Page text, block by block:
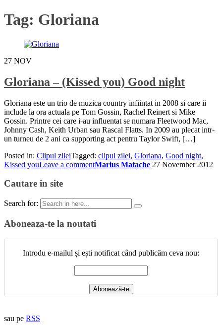
Tag: Gloriana
27 NOV
Gloriana – (Kissed you) Good night
Gloriana este un trio de muzica country infiintat in 2008 si care ii
include la ora actuala pe Tom Gossin, Rachel Reinert si Mike
Gossin. Printre cei care i-au influentat se numara Fleetwood Mac,
Johnny Cash, Keith Urban sau Rascal Flatts. In 2009 au plecat intr-
un turneu de 2 ani ca supporting act pentru Taylor Swift, […]
Posted in: Clipul zileiTagged: clipul zilei, Gloriana, Good night,
Kissed youLeave a commentMarius Matache 27 November 2012
Cautare in site
Search for:
Aboneaza-te la noutati
Introdu e-mailul și ești notificat când publicăm ceva nou:
sau pe RSS